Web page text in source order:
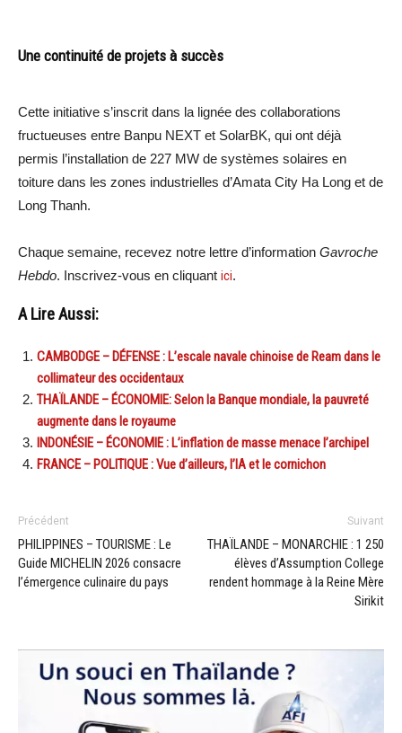
Une continuité de projets à succès
Cette initiative s’inscrit dans la lignée des collaborations
fructueuses entre Banpu NEXT et SolarBK, qui ont déjà
permis l’installation de 227 MW de systèmes solaires en
toiture dans les zones industrielles d’Amata City Ha Long et de
Long Thanh.
Chaque semaine, recevez notre lettre d’information Gavroche
Hebdo. Inscrivez-vous en cliquant ici.
A Lire Aussi:
CAMBODGE – DÉFENSE : L’escale navale chinoise de Ream dans le
collimateur des occidentaux
THAÏLANDE – ÉCONOMIE: Selon la Banque mondiale, la pauvreté
augmente dans le royaume
INDONÉSIE – ÉCONOMIE : L’inflation de masse menace l’archipel
FRANCE – POLITIQUE : Vue d’ailleurs, l’IA et le cornichon
Précédent
PHILIPPINES – TOURISME : Le
Guide MICHELIN 2026 consacre
l’émergence culinaire du pays
Suivant
THAÏLANDE – MONARCHIE : 1 250
élèves d’Assumption College
rendent hommage à la Reine Mère
Sirikit